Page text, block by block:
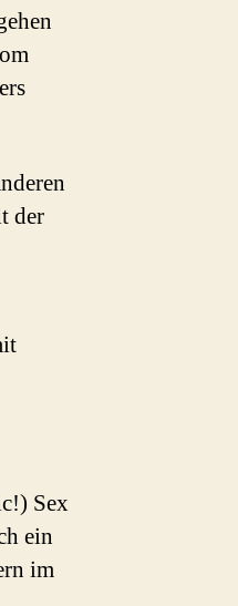
der
Sex
ein
im